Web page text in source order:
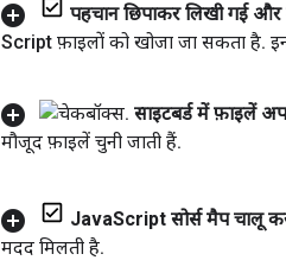
पहचान छिपाकर लिखी गई और
Script फ़ाइलों को खोजा जा सकता है.
साइटबर्ड में फ़ाइलें
मौजूद फ़ाइलें चुनी जाती हैं.
JavaScript सोर्स मैप चालू
मदद मिलती है.